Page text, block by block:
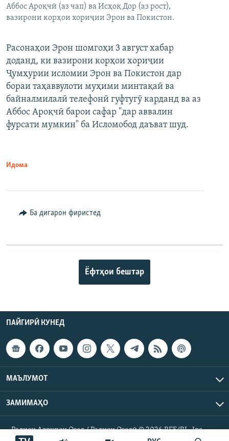
Аббос Ароқчӣ (аз чап) ва Исҳоқ Дор (аз рост),
вазирони корҳои хориҷии Эрон ва Покистон.
Расонаҳои Эрон шомгоҳи 3 август хабар
доданд, ки вазирони корҳои хориҷии
Ҷумҳурии исломии Эрон ва Покистон дар
бораи таҳаввулоти муҳими минтақаӣ ва
байналмилалӣ телефонӣ гуфтугӯ карданд ва аз
Аббос Ароқчӣ барои сафар "дар аввалин
фурсати мумкин" ба Исломобод даъват шуд.
Идома
Ба дигарон фиристед
Ёфтҳои бештар
ПАЙГИРӢ КУНЕД
МАЪЛУМОТ
ЗАМИМАҲО
Радиои Аврупои Озод / Радиои Озодӣ © 2026 RFE/RL. Inc.